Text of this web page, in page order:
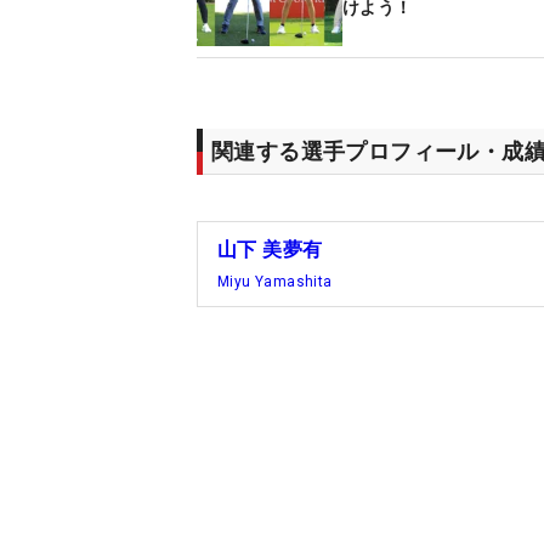
けよう！
関連する選手プロフィール・成
山下 美夢有
Miyu Yamashita